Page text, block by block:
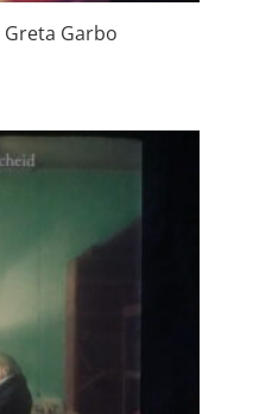
Garbo